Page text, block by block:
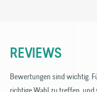
REVIEWS
Bewertungen sind wichtig.